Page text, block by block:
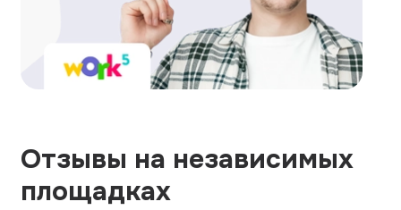
Отзывы на независимых
площадках